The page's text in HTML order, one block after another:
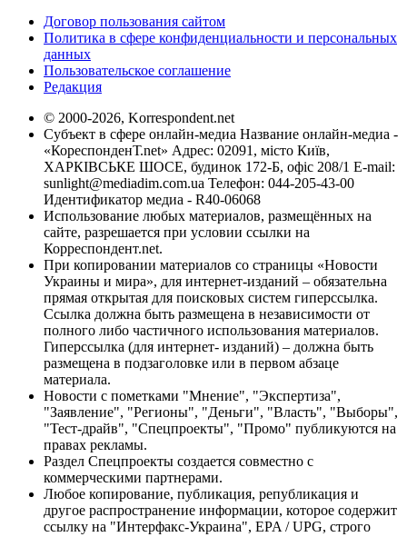
Договор пользования сайтом
Политика в сфере конфиденциальности и персональных
данных
Пользовательское соглашение
Редакция
© 2000-2026, Korrespondent.net
Субъект в сфере онлайн-медиа Название онлайн-медиа -
«КореспонденТ.net» Адрес: 02091, місто Київ,
ХАРКІВСЬКЕ ШОСЕ, будинок 172-Б, офіс 208/1 E-mail:
sunlight@mediadim.com.ua Телефон: 044-205-43-00
Идентификатор медиа - R40-06068
Использование любых материалов, размещённых на
сайте, разрешается при условии ссылки на
Корреспондент.net.
При копировании материалов со страницы «Новости
Украины и мира», для интернет-изданий – обязательна
прямая открытая для поисковых систем гиперссылка.
Ссылка должна быть размещена в независимости от
полного либо частичного использования материалов.
Гиперссылка (для интернет- изданий) – должна быть
размещена в подзаголовке или в первом абзаце
материала.
Новости с пометками "Мнение", "Экспертиза",
"Заявление", "Регионы", "Деньги", "Власть", "Выборы",
"Тест-драйв", "Спецпроекты", "Промо" публикуются на
правах рекламы.
Раздел Спецпроекты создается совместно с
коммерческими партнерами.
Любое копирование, публикация, републикация и
другое распространение информации, которое содержит
ссылку на "Интерфакс-Украина", EPA / UPG, строго